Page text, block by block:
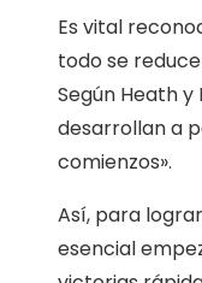
Es vital
todo se
Según Heath y
desarrollan a
comienzos».
Así, para
esencial